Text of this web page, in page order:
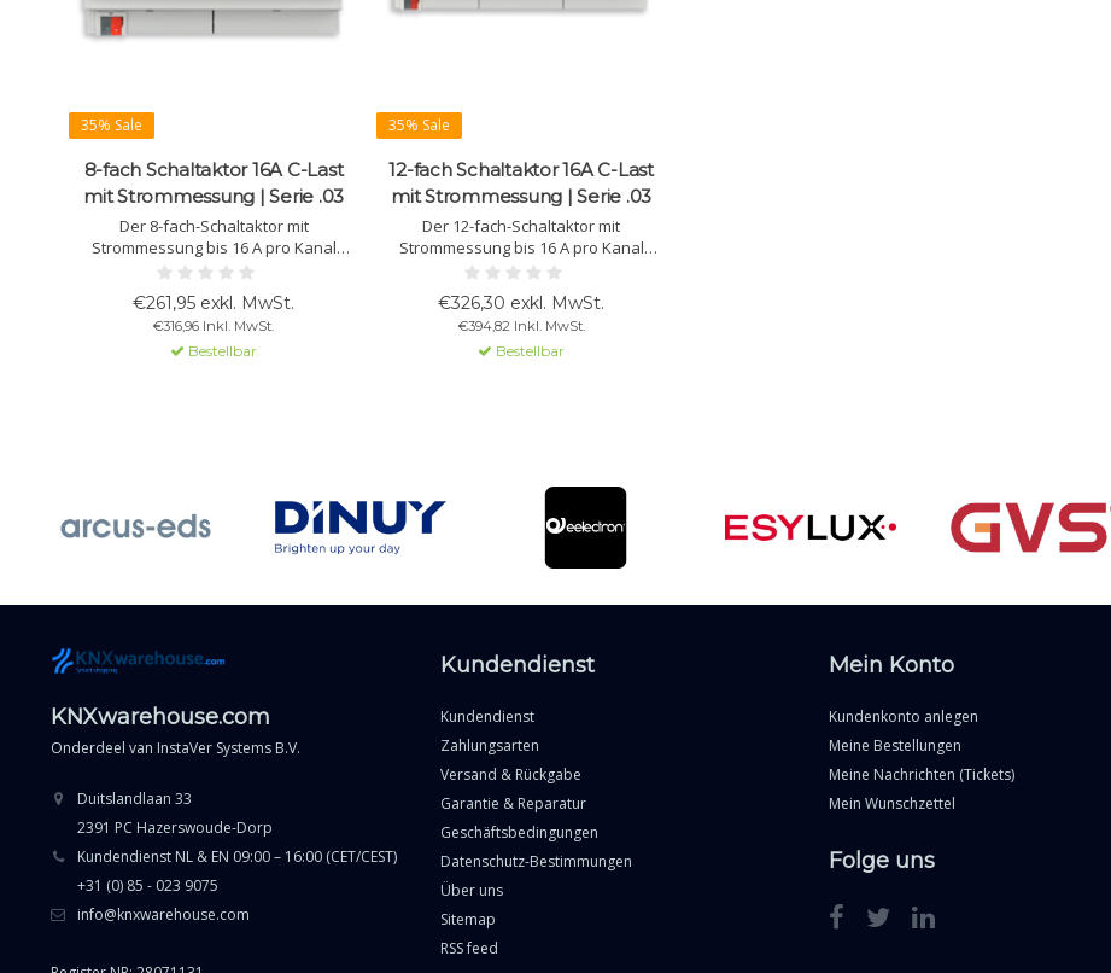
35% Sale
8-fach Schaltaktor 16A C-Last
mit Strommessung | Serie .03
Der 8-fach-Schaltaktor mit
Strommessung bis 16 A pro Kanal
bietet präzise Steuerung,
Unterstützung für C-Load (140 µF) und
eine integrierte Energiemessfunktion
(Wh/kWh). Ideal für
Energiemanagement.
€261,95 exkl. MwSt.
€316,96 Inkl. MwSt.
Bestellbar
35% Sale
12-fach Schaltaktor 16A C-Last
mit Strommessung | Serie .03
Der 12-fach-Schaltaktor mit
Strommessung bis 16 A pro Kanal
bietet zuverlässige Steuerung,
Unterstützung für C-Load (140 µF) und
eine integrierte Energiemessfunktion
(Wh/kWh).
€326,30 exkl. MwSt.
€394,82 Inkl. MwSt.
Bestellbar
KNXwarehouse.com
Onderdeel van InstaVer Systems B.V.
Duitslandlaan 33
2391 PC Hazerswoude-Dorp
Kundendienst NL & EN 09:00 – 16:00 (CET/CEST)
+31 (0) 85 - 023 9075
info@knxwarehouse.com
Kundendienst
Kundendienst
Zahlungsarten
Versand & Rückgabe
Garantie & Reparatur
Geschäftsbedingungen
Datenschutz-Bestimmungen
Über uns
Sitemap
RSS feed
Mein Konto
Kundenkonto anlegen
Meine Bestellungen
Meine Nachrichten (Tickets)
Mein Wunschzettel
Folge uns